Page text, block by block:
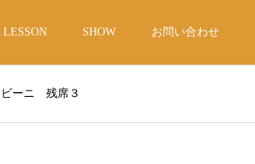
LESSON SHOW お問い合わせ
ビーニ 残席３